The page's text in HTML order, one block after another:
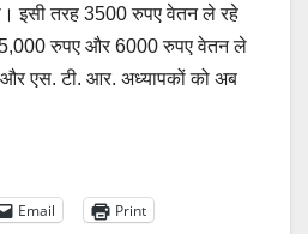
इसी तरह 3500 रुपए वेतन ले रहे
15,000 रुपए और 6000 रुपए वेतन ले
एस. टी. आर. अध्यापकों को अब
Email Print